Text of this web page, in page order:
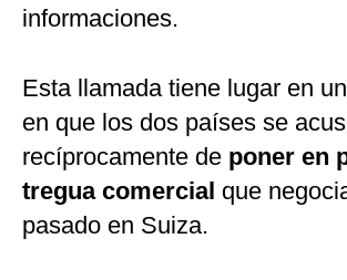
informaciones.
Esta llamada tiene lugar en
en que los dos países se
recíprocamente de poner en
tregua comercial que
pasado en Suiza.